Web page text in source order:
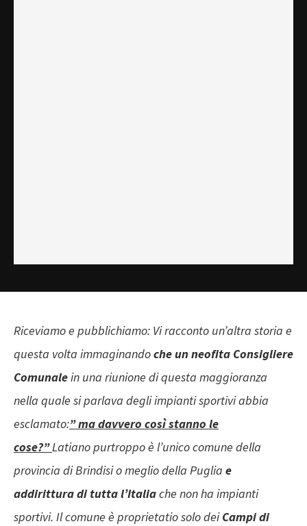
Riceviamo e pubblichiamo: Vi racconto un’altra storia e
questa volta immaginandoche un neofita Consigliere
Comunalein una riunione di questa maggioranza
nella quale si parlava degli impianti sportivi abbia
esclamato:” ma davvero così stanno le
cose?”Latiano purtroppo è l’unico comune della
provincia di Brindisi o meglio della Puglia e
addirittura di tutta l’Italiache non ha impianti
sportivi. Il comune è proprietatio solo deiCampi di